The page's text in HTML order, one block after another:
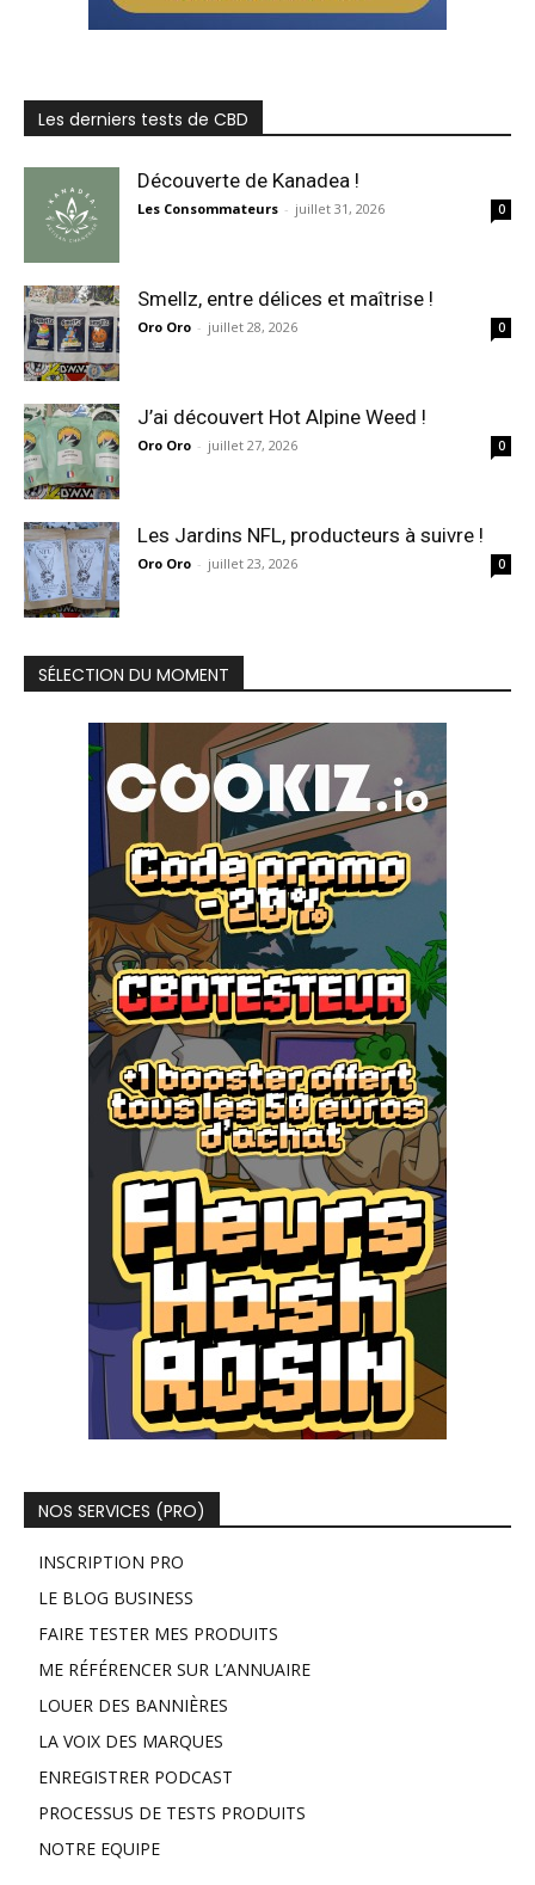
Les derniers tests de CBD
Découverte de Kanadea !
Les Consommateurs - juillet 31, 2026 0
Smellz, entre délices et maîtrise !
Oro Oro - juillet 28, 2026 0
J’ai découvert Hot Alpine Weed !
Oro Oro - juillet 27, 2026 0
Les Jardins NFL, producteurs à suivre !
Oro Oro - juillet 23, 2026 0
SÉLECTION DU MOMENT
NOS SERVICES (PRO)
INSCRIPTION PRO
LE BLOG BUSINESS
FAIRE TESTER MES PRODUITS
ME RÉFÉRENCER SUR L’ANNUAIRE
LOUER DES BANNIÈRES
LA VOIX DES MARQUES
ENREGISTRER PODCAST
PROCESSUS DE TESTS PRODUITS
NOTRE EQUIPE